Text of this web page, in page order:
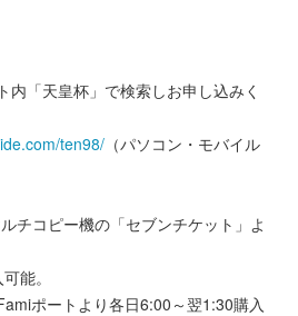
内「天皇杯」で検索しお申し込みく
ten98/ （パソコン・モバイル
チコピー機の「セブンチケット」よ
能。
ポートより各日6:00～翌1:30購入